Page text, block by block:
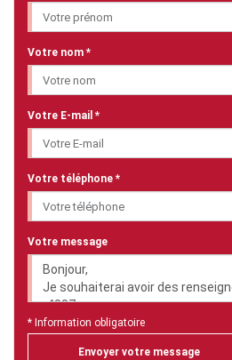
Votre nom *
Votre E-mail *
Votre téléphone *
Votre message
* Information obligatoire
Envoyer votre message